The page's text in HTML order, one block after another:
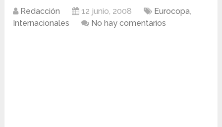
Redacción 12 junio, 2008 Eurocopa,
Internacionales
No hay comentarios